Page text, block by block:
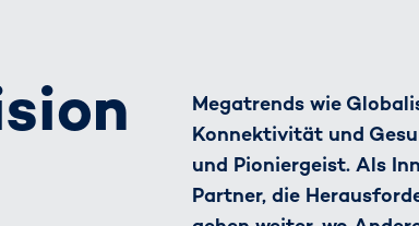
Megatrends wie
Konnektivität und
und Pioniergeist. Als
Partner, die